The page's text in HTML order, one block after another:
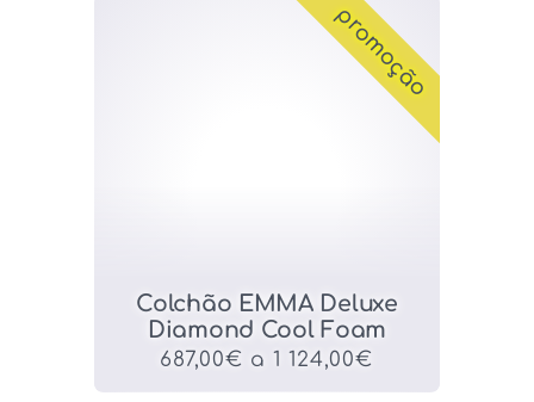
Colchão EMMA Deluxe
Diamond Cool Foam
687,00€ a 1 124,00€
promoção